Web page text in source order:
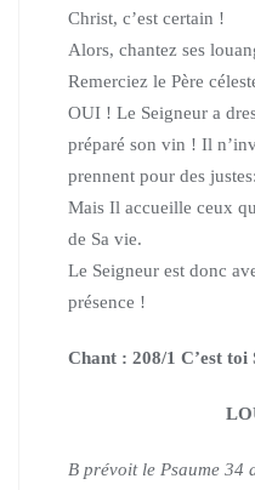
Christ, c’est certain !
Alors, chantez ses
Remerciez le Père
OUI ! Le Seigneur a
préparé son vin ! Il
prennent pour des justes:
Mais Il accueille ceux
de Sa vie.
Le Seigneur est donc
présence !
Chant : 208/1 C’est toi
B prévoit le Psaume 34